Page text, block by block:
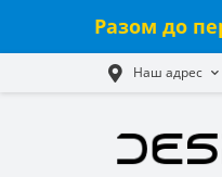
Разом до
Наш адрес